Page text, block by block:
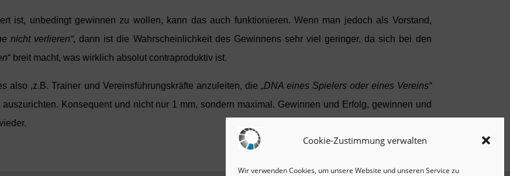
Cookie-Zustimmung verwalten
Wir verwenden Cookies, um unsere Website und unseren Service zu
ist, unbedingt gewinnen zu wollen, kann das auch funktionieren. Wenn man jedoch als Vorstand,
nicht verlieren“, dann ist die Wahrscheinlichkeit des Gewinnens sehr viel geringer, da sich bei den
“ breit macht, was wirklich absolut contraproduktiv ist.
also ,z.B. Trainer und Vereinsführungskräfte anzuleiten, die „DNA eines Spielers oder eines Vereins“
auszurichten. Konsequent und nicht nur 1 mm, sondern maximal. Gewinnen und Erfolg, gewinnen und